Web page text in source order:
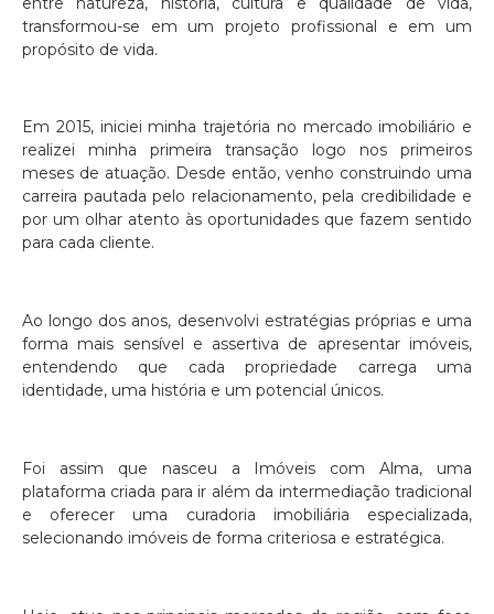
transformou-se em um projeto profissional e em um
propósito de vida.
Em 2015, iniciei minha trajetória no mercado imobiliário e
realizei minha primeira transação logo nos primeiros
meses de atuação. Desde então, venho construindo uma
carreira pautada pelo relacionamento, pela credibilidade e
por um olhar atento às oportunidades que fazem sentido
para cada cliente.
Ao longo dos anos, desenvolvi estratégias próprias e uma
forma mais sensível e assertiva de apresentar imóveis,
entendendo que cada propriedade carrega uma
identidade, uma história e um potencial únicos.
Foi assim que nasceu a Imóveis com Alma, uma
plataforma criada para ir além da intermediação tradicional
e oferecer uma curadoria imobiliária especializada,
selecionando imóveis de forma criteriosa e estratégica.